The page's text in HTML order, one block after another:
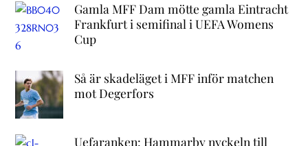
Gamla MFF Dam mötte gamla Eintracht
Frankfurt i semifinal i UEFA Womens
Cup
Så är skadeläget i MFF inför matchen
mot Degerfors
Uefaranken: Hammarby nyckeln till